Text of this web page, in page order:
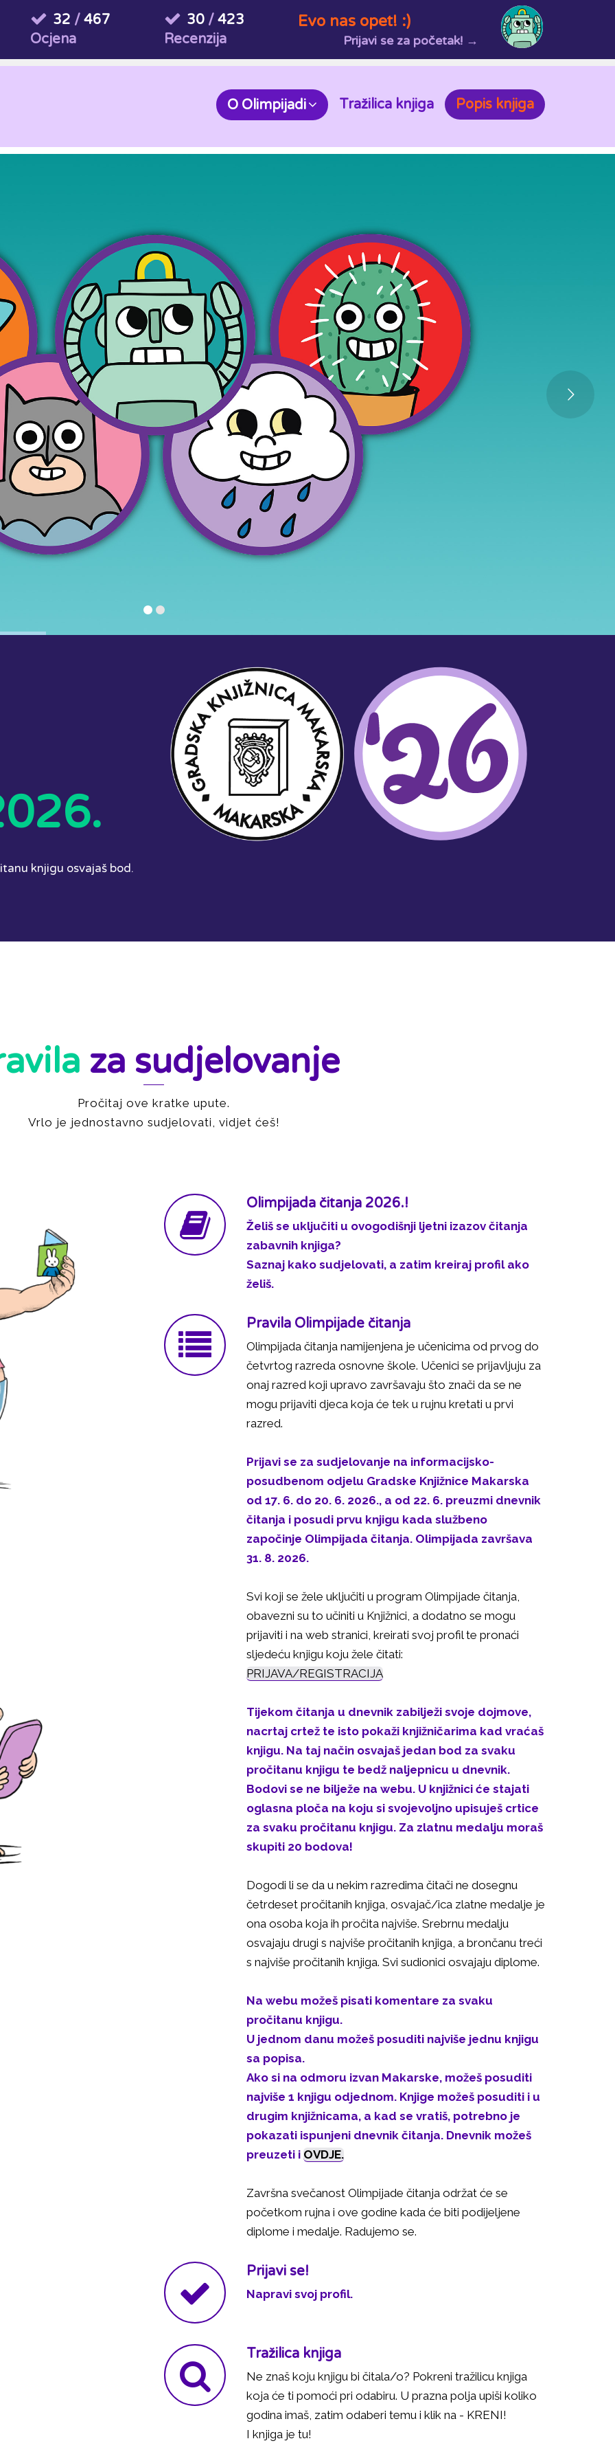
32 / 467
Ocjena
30/ 423
Recenzija
Evo nas opet! :)
Prijavi se za početak! →
O Olimpijadi Tražilica knjiga Popis knjiga
knjigu osvajaš bod.
za sudjelovanje
Pročitaj ove kratke upute.
Vrlo je jednostavno sudjelovati, vidjet ćeš!
Olimpijada čitanja 2026.!
Želiš se uključiti u ovogodišnji ljetni izazov čitanja
zabavnih knjiga?
Saznaj kako sudjelovati, a zatim kreiraj profil ako
želiš.
Pravila Olimpijade čitanja
Olimpijada čitanja namijenjena je učenicima od prvog do
četvrtog razreda osnovne škole. Učenici se prijavljuju za
onaj razred koji upravo završavaju što znači da se ne
mogu prijaviti djeca koja će tek u rujnu kretati u prvi
razred.
Prijavi se za sudjelovanje na informacijsko-
posudbenom odjelu Gradske Knjižnice Makarska
od 17. 6. do 20. 6. 2026., a od 22. 6. preuzmi dnevnik
čitanja i posudi prvu knjigu kada službeno
započinje Olimpijada čitanja. Olimpijada završava
31. 8. 2026.
Svi koji se žele uključiti u program Olimpijade čitanja,
obavezni su to učiniti u Knjižnici, a dodatno se mogu
prijaviti i na web stranici, kreirati svoj profil te pronaći
sljedeću knjigu koju žele čitati:
PRIJAVA/REGISTRACIJA
Tijekom čitanja u dnevnik zabilježi svoje dojmove,
nacrtaj crtež te isto pokaži knjižničarima kad vraćaš
knjigu. Na taj način osvajaš jedan bod za svaku
pročitanu knjigu te bedž naljepnicu u dnevnik.
Bodovi se ne bilježe na webu. U knjižnici će stajati
oglasna ploča na koju si svojevoljno upisuješ crtice
za svaku pročitanu knjigu. Za zlatnu medalju moraš
skupiti 20 bodova!
Dogodi li se da u nekim razredima čitači ne dosegnu
četrdeset pročitanih knjiga, osvajač/ica zlatne medalje je
ona osoba koja ih pročita najviše. Srebrnu medalju
osvajaju drugi s najviše pročitanih knjiga, a brončanu treći
s najviše pročitanih knjiga. Svi sudionici osvajaju diplome.
Na webu možeš pisati komentare za svaku
pročitanu knjigu.
U jednom danu možeš posuditi najviše jednu knjigu
sa popisa.
Ako si na odmoru izvan Makarske, možeš posuditi
najviše 1 knjigu odjednom. Knjige možeš posuditi i u
drugim knjižnicama, a kad se vratiš, potrebno je
pokazati ispunjeni dnevnik čitanja. Dnevnik možeš
preuzeti i OVDJE.
Završna svečanost Olimpijade čitanja održat će se
početkom rujna i ove godine kada će biti podijeljene
diplome i medalje. Radujemo se.
Prijavi se!
Napravi svoj profil.
Tražilica knjiga
Ne znaš koju knjigu bi čitala/o? Pokreni tražilicu knjiga
koja će ti pomoći pri odabiru. U prazna polja upiši koliko
godina imaš, zatim odaberi temu i klik na - KRENI!
I knjiga je tu!